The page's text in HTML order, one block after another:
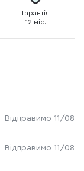
Гарантія
12 міс.
Відправимо 11/08
Відправимо 11/08